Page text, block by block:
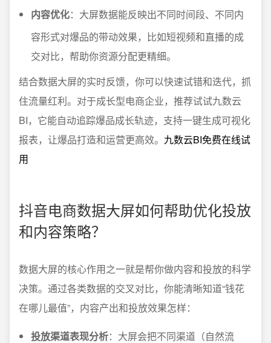
内容优化：大屏数据能反映出不同时间段、不同内
容形式对爆品的带动效果，比如短视频和直播的成
交对比，帮助你资源分配更精细。
结合数据大屏的实时反馈，你可以快速试错和迭代，抓
住流量红利。对于成长型电商企业，推荐试试九数云
BI，它能自动追踪爆品成长轨迹，支持一键生成可视化
报表，让爆品打造和运营更高效。 九数云BI免费在线试
用
抖音电商数据大屏如何帮助优化投放
和内容策略？
数据大屏的核心作用之一就是帮你做内容和投放的科学
决策。通过各类数据的交叉对比，你能清晰知道“钱花
在哪儿最值”，内容产出和投放效果怎样：
投放渠道表现分析：大屏会把不同渠道（自然流